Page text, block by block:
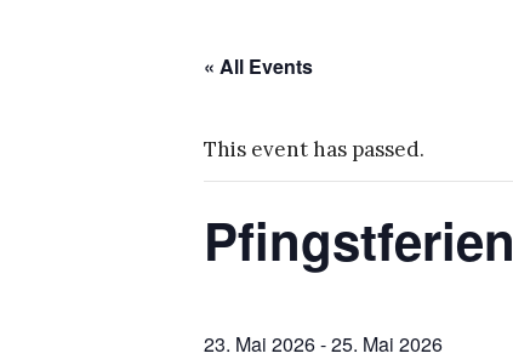
« All Events
This event has passed.
Pfingstferien
23. Mai 2026-25. Mai 2026